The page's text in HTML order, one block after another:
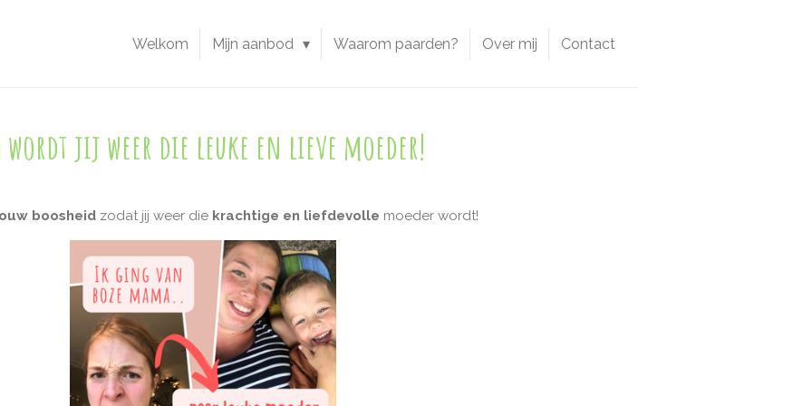
Welkom Mijn aanbod Waarom paarden? Over mij Contact
wordt jij weer die leuke en lieve moeder!
boosheid zodat jij weer die krachtige en liefdevolle moeder wordt!